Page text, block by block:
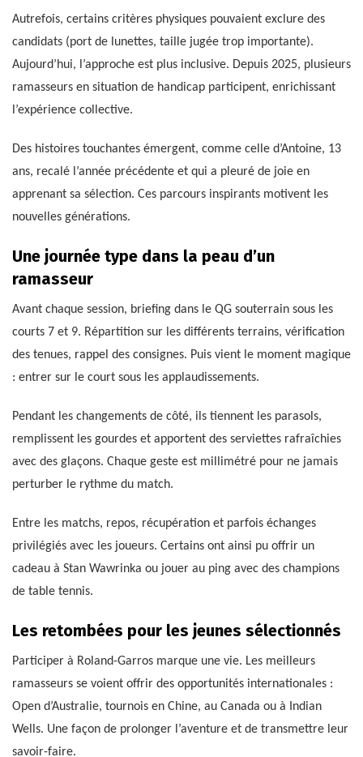
Autrefois, certains critères physiques pouvaient exclure des
candidats (port de lunettes, taille jugée trop importante).
Aujourd’hui, l’approche est plus inclusive. Depuis 2025, plusieurs
ramasseurs en situation de handicap participent, enrichissant
l’expérience collective.
Des histoires touchantes émergent, comme celle d’Antoine, 13
ans, recalé l’année précédente et qui a pleuré de joie en
apprenant sa sélection. Ces parcours inspirants motivent les
nouvelles générations.
Une journée type dans la peau d’un
ramasseur
Avant chaque session, briefing dans le QG souterrain sous les
courts 7 et 9. Répartition sur les différents terrains, vérification
des tenues, rappel des consignes. Puis vient le moment magique
: entrer sur le court sous les applaudissements.
Pendant les changements de côté, ils tiennent les parasols,
remplissent les gourdes et apportent des serviettes rafraîchies
avec des glaçons. Chaque geste est millimétré pour ne jamais
perturber le rythme du match.
Entre les matchs, repos, récupération et parfois échanges
privilégiés avec les joueurs. Certains ont ainsi pu offrir un
cadeau à Stan Wawrinka ou jouer au ping avec des champions
de table tennis.
Les retombées pour les jeunes sélectionnés
Participer à Roland-Garros marque une vie. Les meilleurs
ramasseurs se voient offrir des opportunités internationales :
Open d’Australie, tournois en Chine, au Canada ou à Indian
Wells. Une façon de prolonger l’aventure et de transmettre leur
savoir-faire.